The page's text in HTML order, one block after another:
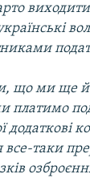
що ми ще й
платимо
додаткові
все-таки